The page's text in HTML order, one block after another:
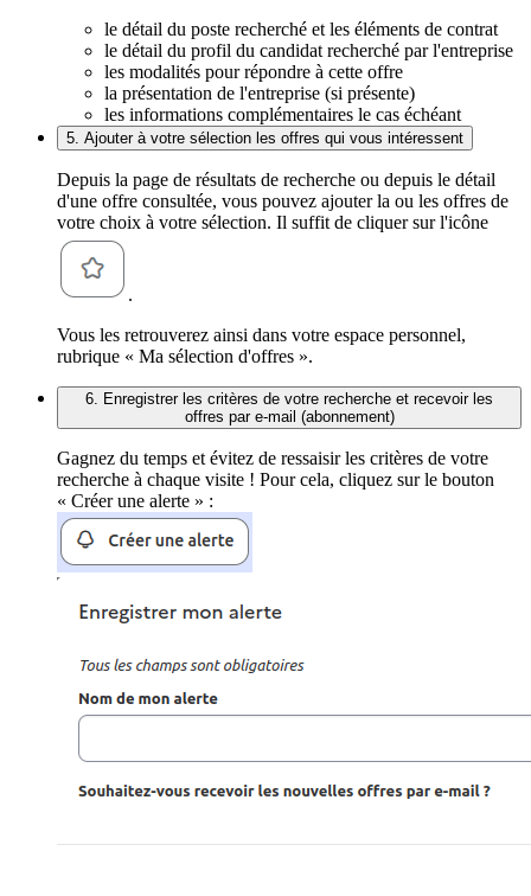
le détail du poste recherché et les éléments de contrat
le détail du profil du candidat recherché par l'entreprise
les modalités pour répondre à cette offre
la présentation de l'entreprise (si présente)
les informations complémentaires le cas échéant
5. Ajouter à votre sélection les offres qui vous intéressent
Depuis la page de résultats de recherche ou depuis le détail
d'une offre consultée, vous pouvez ajouter la ou les offres de
votre choix à votre sélection. Il suffit de cliquer sur l'icône
.
Vous les retrouverez ainsi dans votre espace personnel,
rubrique « Ma sélection d'offres ».
6. Enregistrer les critères de votre recherche et recevoir les
offres par e-mail (abonnement)
Gagnez du temps et évitez de ressaisir les critères de votre
recherche à chaque visite ! Pour cela, cliquez sur le bouton
« Créer une alerte » :